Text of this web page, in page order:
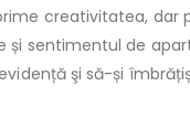
creativitatea, dar
și sentimentul de
şi să-și